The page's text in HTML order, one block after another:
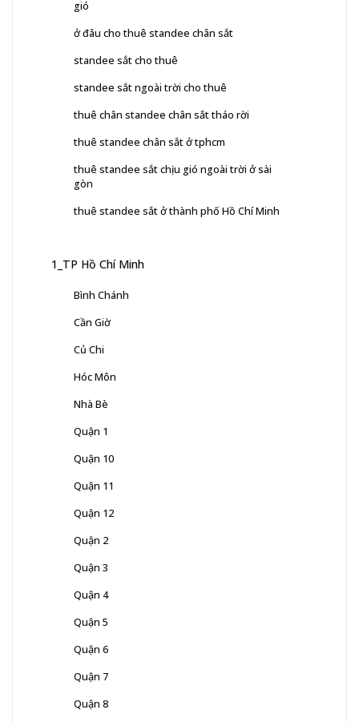
gió
ở đâu cho thuê standee chân sắt
standee sắt cho thuê
standee sắt ngoài trời cho thuê
thuê chân standee chân sắt tháo rời
thuê standee chân sắt ở tphcm
thuê standee sắt chịu gió ngoài trời ở sài
gòn
thuê standee sắt ở thành phố Hồ Chí Minh
1_TP Hồ Chí Minh
Bình Chánh
Cần Giờ
Củ Chi
Hóc Môn
Nhà Bè
Quận 1
Quận 10
Quận 11
Quận 12
Quận 2
Quận 3
Quận 4
Quận 5
Quận 6
Quận 7
Quận 8